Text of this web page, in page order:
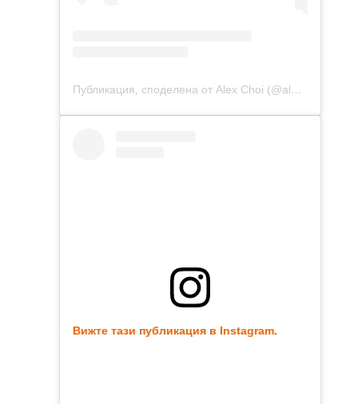
Публикация, споделена от Alex Choi (@alex.choi)
Вижте тази публикация в Instagram.